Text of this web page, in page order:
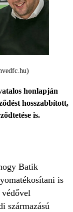
honlapján
hosszabbított,
is.
Batik
is
védővel
származású